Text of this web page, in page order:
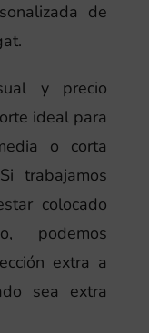
de
y precio
ideal para
o corta
trabajamos
colocado
podemos
extra a
sea extra